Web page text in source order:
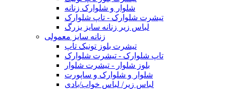
شلوار و شلوارک زنانه
تیشرت شلوارک - تاپ شلوارک
لباس زیر زنانه سایز بزرگ
زنانه سایز معمولی
تیشرت بلوز تونیک تاپ
تاپ شلوارک - تیشرت شلوارک
بلوز شلوار - تیشرت شلوار
شلوار و شلوارک و ساپورت
لباس زیر/ لباس خواب/بادی